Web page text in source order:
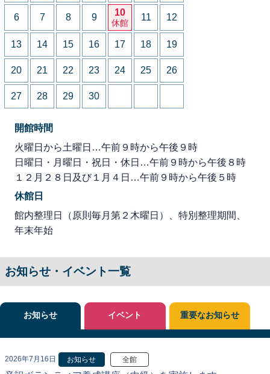
6 7 8 9 10
休館
11 12
13 14 15 16 17 18 19
20 21 22 23 24 25 26
27 28 29 30
開館時間
火曜日から土曜日…午前９時から午後９時
日曜日・月曜日・祝日・休日…午前９時から午後８時
１２月２８日及び１月４日…午前９時から午後５時
休館日
館内整理日（原則毎月第２木曜日）、特別整理期間、
年末年始
お知らせ・イベント一覧
お知らせ
2026年7月16日 お知らせ 全館
イベント 重要なお知らせ